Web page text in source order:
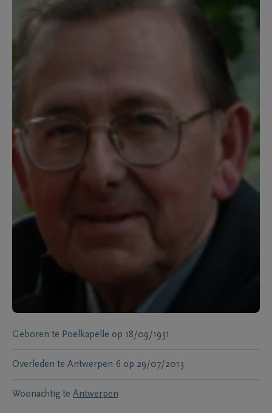
Geboren te Poelkapelle op 18/09/1931
Overleden te Antwerpen 6 op 29/07/2013
Woonachtig te Antwerpen